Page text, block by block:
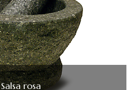
Salsa rosa